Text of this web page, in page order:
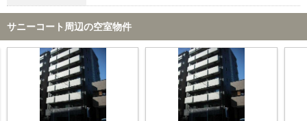
サニーコート周辺の空室物件